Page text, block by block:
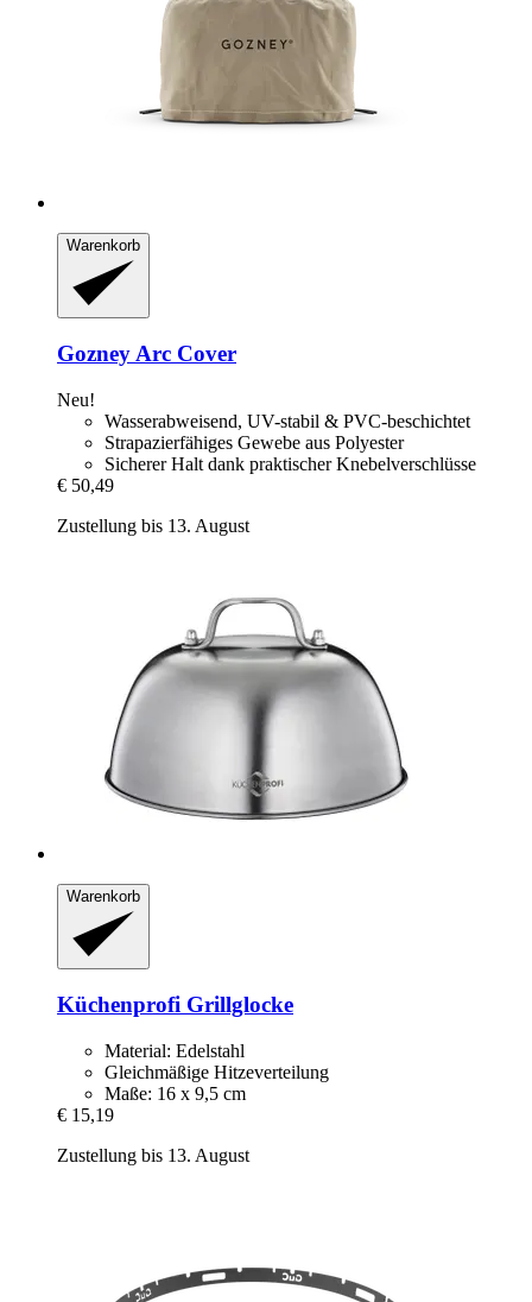
Warenkorb
Gozney Arc Cover
Neu!
Wasserabweisend, UV-stabil & PVC-beschichtet
Strapazierfähiges Gewebe aus Polyester
Sicherer Halt dank praktischer Knebelverschlüsse
€ 50,49
Zustellung bis 13. August
Warenkorb
Küchenprofi Grillglocke
Material: Edelstahl
Gleichmäßige Hitzeverteilung
Maße: 16 x 9,5 cm
€ 15,19
Zustellung bis 13. August